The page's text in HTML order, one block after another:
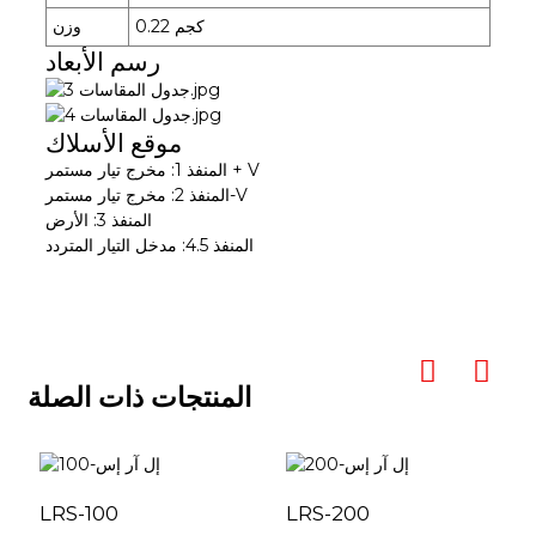
وزن 0.22 كجم
رسم الأبعاد
موقع الأسلاك
المنفذ 1: مخرج تيار مستمر + V
المنفذ 2: مخرج تيار مستمر-V
المنفذ 3: الأرض
المنفذ 4.5: مدخل التيار المتردد
المنتجات ذات الصلة
LRS-100 LRS-200